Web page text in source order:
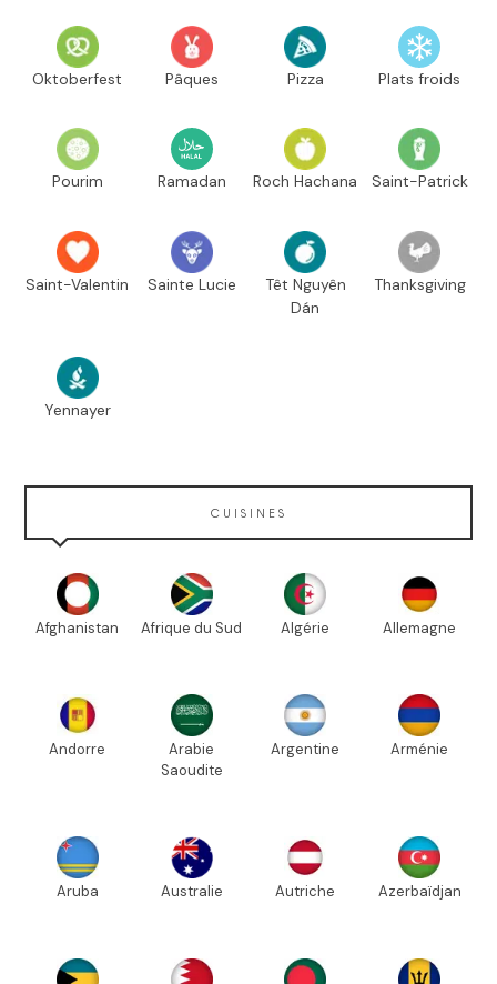
Oktoberfest Pâques Pizza Plats froids
Pourim Ramadan Roch Hachana Saint-Patrick
Saint-Valentin Sainte Lucie
Têt Nguyên
Dán
Thanksgiving
Yennayer
CUISINES
Afghanistan Afrique du Sud Algérie Allemagne
Andorre
Arabie
Saoudite
Argentine Arménie
Aruba Australie Autriche Azerbaïdjan